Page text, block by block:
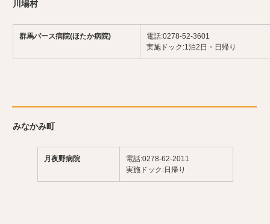
川場村
群馬パース病院(ほたか病院)
電話:0278-52-3601
実施ドック:1泊2日・日帰り
みなかみ町
月夜野病院
電話:0278-62-2011
実施ドック:日帰り